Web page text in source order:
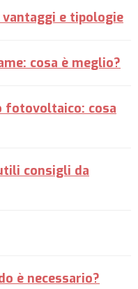
e tipologie
cosa è meglio?
fotovoltaico: cosa
consigli da
è necessario?